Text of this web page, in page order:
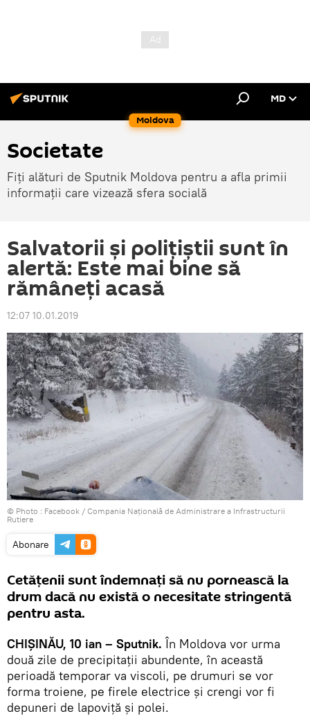
Moldova
MD
Societate
Fiți alături de Sputnik Moldova pentru a afla primii
informații care vizează sfera socială
Salvatorii și polițiștii sunt în
alertă: Este mai bine să
rămâneți acasă
12:07 10.01.2019
© Photo : Facebook / Compania Naţională de Administrare a Infrastructurii
Rutiere
Abonare
Cetățenii sunt îndemnați să nu pornească la
drum dacă nu există o necesitate stringentă
pentru asta.
CHIȘINĂU, 10 ian – Sputnik. În Moldova vor urma
două zile de precipitații abundente, în această
perioadă temporar va viscoli, pe drumuri se vor
forma troiene, pe firele electrice și crengi vor fi
depuneri de lapoviță și polei.